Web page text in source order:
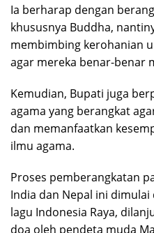
Ia berharap dengan
khususnya Buddha,
membimbing kerohanian
agar mereka benar-benar
Kemudian, Bupati juga
agama yang berangkat
dan memanfaatkan
ilmu agama.
Proses pemberangkatan
India dan Nepal ini
lagu Indonesia Raya,
doa oleh pendeta muda